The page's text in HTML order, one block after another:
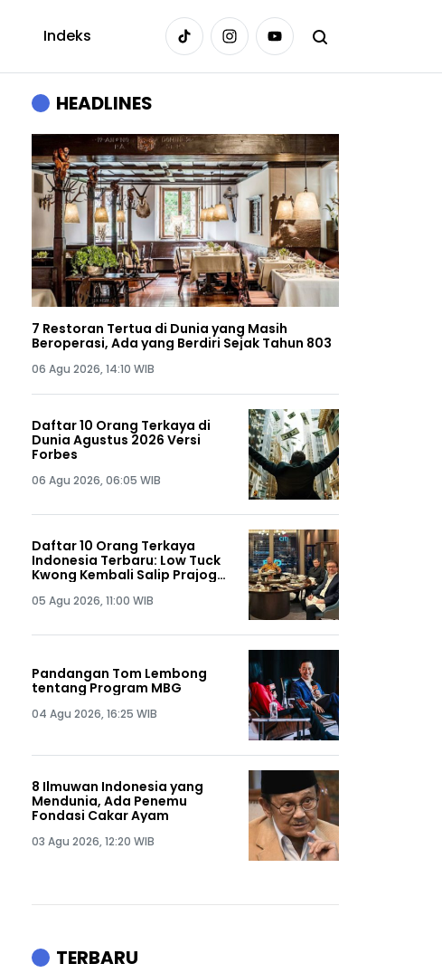
Indeks
HEADLINES
7 Restoran Tertua di Dunia yang Masih
Beroperasi, Ada yang Berdiri Sejak Tahun 803
06 Agu 2026, 14:10 WIB
Daftar 10 Orang Terkaya di
Dunia Agustus 2026 Versi
Forbes
06 Agu 2026, 06:05 WIB
Daftar 10 Orang Terkaya
Indonesia Terbaru: Low Tuck
Kwong Kembali Salip Prajogo
05 Agu 2026, 11:00 WIB
Pandangan Tom Lembong
tentang Program MBG
04 Agu 2026, 16:25 WIB
8 Ilmuwan Indonesia yang
Mendunia, Ada Penemu
Fondasi Cakar Ayam
03 Agu 2026, 12:20 WIB
TERBARU